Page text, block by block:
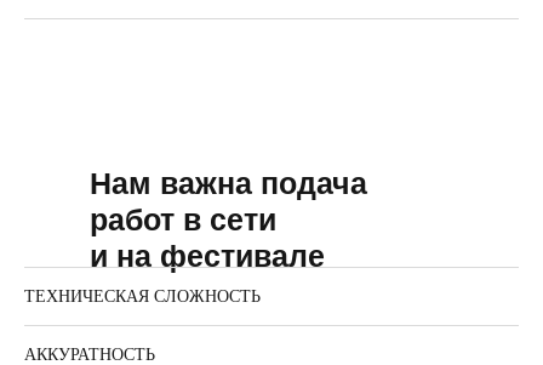
Нам важна подача
работ в сети
и на фестивале
ТЕХНИЧЕСКАЯ СЛОЖНОСТЬ
АККУРАТНОСТЬ